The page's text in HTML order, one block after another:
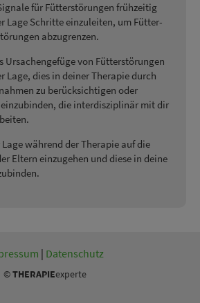
für Fütterstörungen frühzeitig
Lage Schritte einzuleiten, um Fütter-
abzugrenzen.
Ursachengefüge von Fütterstörungen
Lage, dies in deiner Therapie durch
zu berücksichtigen oder
die interdisziplinär mit dir
während der Therapie auf die
Eltern einzugehen und diese in deine
| Datenschutz
©THERAPIEexperte